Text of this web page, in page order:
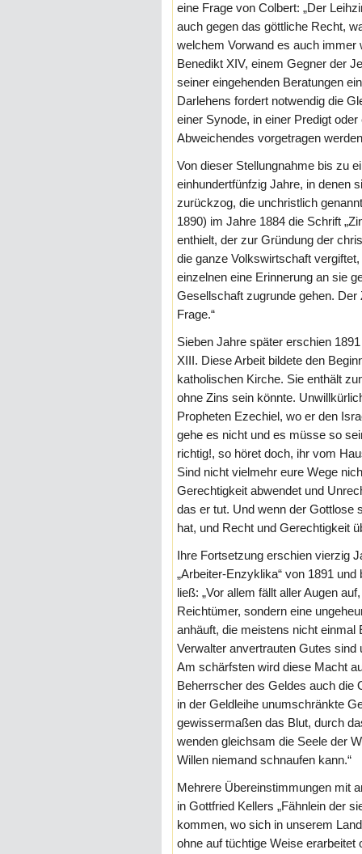
eine Frage von Colbert: „Der
auch gegen das göttliche Recht,
welchem Vorwand es auch immer
Benedikt XIV, einem Gegner der
seiner eingehenden Beratungen
Darlehens fordert notwendig die
einer Synode, in einer Predigt
Abweichendes vorgetragen
Von dieser Stellungnahme bis zu
einhundertfünfzig Jahre, in denen
zurückzog, die unchristlich
1890) im Jahre 1884 die Schrift
enthielt, der zur Gründung der
die ganze Volkswirtschaft
einzelnen eine Erinnerung an sie
Gesellschaft zugrunde gehen.
Frage.“
Sieben Jahre später erschien
XIII. Diese Arbeit bildete den
katholischen Kirche. Sie enthält
ohne Zins sein könnte.
Propheten Ezechiel, wo er den
gehe es nicht und es müsse so
richtig!, so höret doch, ihr vom
Sind nicht vielmehr eure Wege
Gerechtigkeit abwendet und
das er tut. Und wenn der Gottlose
hat, und Recht und Gerechtigkeit
Ihre Fortsetzung erschien vierzig
„Arbeiter-Enzyklika“ von 1891
ließ: „Vor allem fällt aller Augen
Reichtümer, sondern eine
anhäuft, die meistens nicht einmal
Verwalter anvertrauten Gutes
Am schärfsten wird diese Macht
Beherrscher des Geldes auch die
in der Geldleihe unumschränkte
gewissermaßen das Blut, durch
wenden gleichsam die Seele der
Willen niemand schnaufen kann.“
Mehrere Übereinstimmungen mit
in Gottfried Kellers „Fähnlein der
kommen, wo sich in unserem
ohne auf tüchtige Weise